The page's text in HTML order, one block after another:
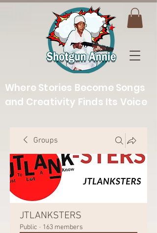
Where Stories Become Songs
and Creativity Finds Its Voice
Groups
JTLANKSTERS
Public · 163 members